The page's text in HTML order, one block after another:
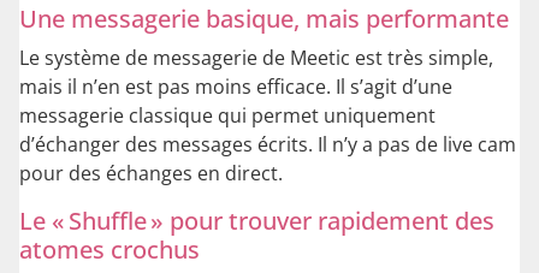
Une messagerie basique, mais performante
Le système de messagerie de Meetic est très simple,
mais il n’en est pas moins efficace. Il s’agit d’une
messagerie classique qui permet uniquement
d’échanger des messages écrits. Il n’y a pas de live cam
pour des échanges en direct.
Le « Shuffle » pour trouver rapidement des
atomes crochus